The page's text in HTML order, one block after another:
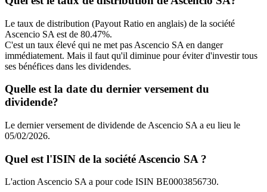
Le taux de distribution (Payout Ratio en anglais) de la société
Ascencio SA est de 80.47%.
C'est un taux élevé qui ne met pas Ascencio SA en danger
immédiatement. Mais il faut qu'il diminue pour éviter d'investir tous
ses bénéfices dans les dividendes.
Quelle est la date du dernier versement du
dividende?
Le dernier versement de dividende de Ascencio SA a eu lieu le
05/02/2026.
Quel est l'ISIN de la société Ascencio SA ?
L'action Ascencio SA a pour code ISIN BE0003856730.